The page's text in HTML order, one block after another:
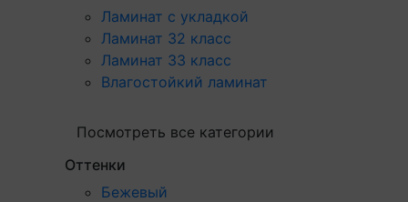
Ламинат с укладкой
Ламинат 32 класс
Ламинат 33 класс
Влагостойкий ламинат
Посмотреть все категории
Оттенки
Бежевый